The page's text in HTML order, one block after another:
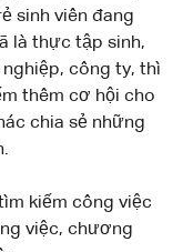
sinh viên đang
là thực tập sinh,
công ty, thì
thêm cơ hội cho
chia sẻ những
kiếm công việc
việc, chương